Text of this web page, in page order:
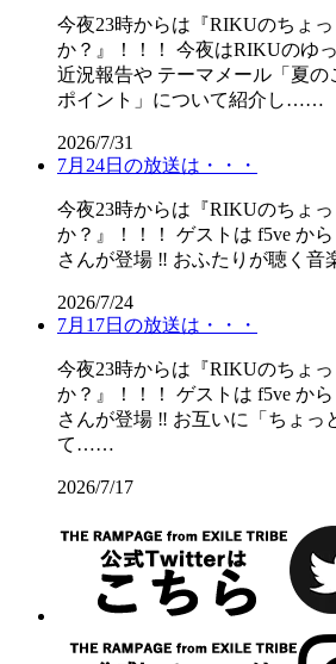
今夜23時からは『RIKUのちょ
か？』！！！ 今夜はRIKUのゆ
近況報告や テーマメール「夏の
ポイント」について紹介し……
2026/7/31
7月24日の放送は・・・
今夜23時からは『RIKUのちょ
か？』！！！ ゲストは f5ve か
さんが登場 ‼️ おふたりが聴く
2026/7/24
7月17日の放送は・・・
今夜23時からは『RIKUのちょ
か？』！！！ ゲストは f5ve か
さんが登場 ‼️ お互いに「ちょっ
て……
2026/7/17